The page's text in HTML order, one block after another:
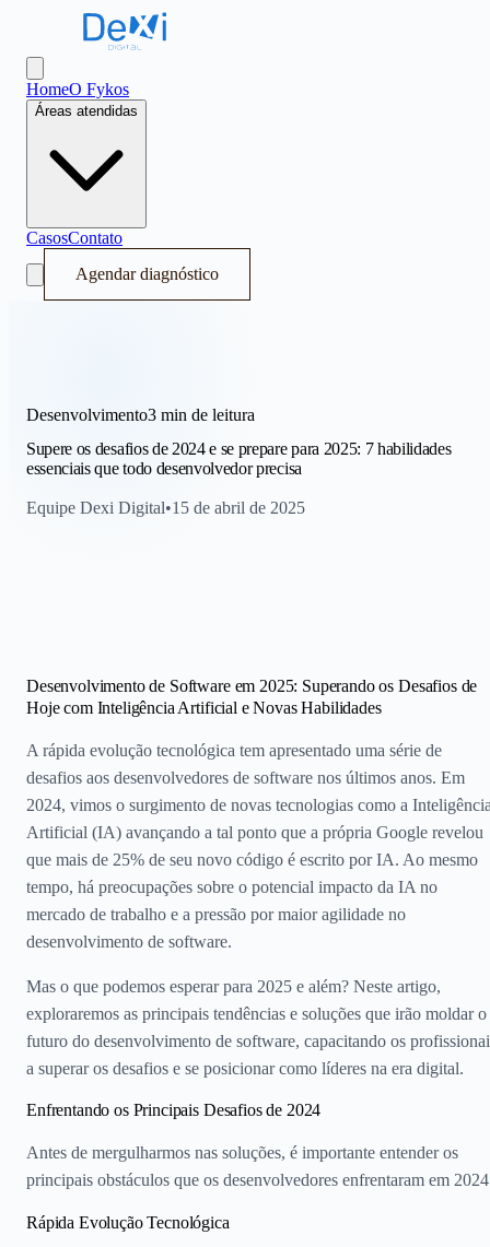
Dexi Digital - Sistema Operacional de Receita
HomeO Fykos
Áreas atendidas
CasosContato
Agendar diagnóstico
Desenvolvimento3 min de leitura
Supere os desafios de 2024 e se prepare para 2025: 7 habilidades
essenciais que todo desenvolvedor precisa
Equipe Dexi Digital•15 de abril de 2025
Desenvolvimento de Software em 2025: Superando os Desafios de
Hoje com Inteligência Artificial e Novas Habilidades
A rápida evolução tecnológica tem apresentado uma série de
desafios aos desenvolvedores de software nos últimos anos. Em
2024, vimos o surgimento de novas tecnologias como a
Artificial (IA) avançando a tal ponto que a própria Google revelou
que mais de 25% de seu novo código é escrito por IA. Ao mesmo
tempo, há preocupações sobre o potencial impacto da IA no
mercado de trabalho e a pressão por maior agilidade no
desenvolvimento de software.
Mas o que podemos esperar para 2025 e além? Neste artigo,
exploraremos as principais tendências e soluções que irão moldar o
futuro do desenvolvimento de software, capacitando os
a superar os desafios e se posicionar como líderes na era digital.
Enfrentando os Principais Desafios de 2024
Antes de mergulharmos nas soluções, é importante entender os
principais obstáculos que os desenvolvedores enfrentaram em
Rápida Evolução Tecnológica